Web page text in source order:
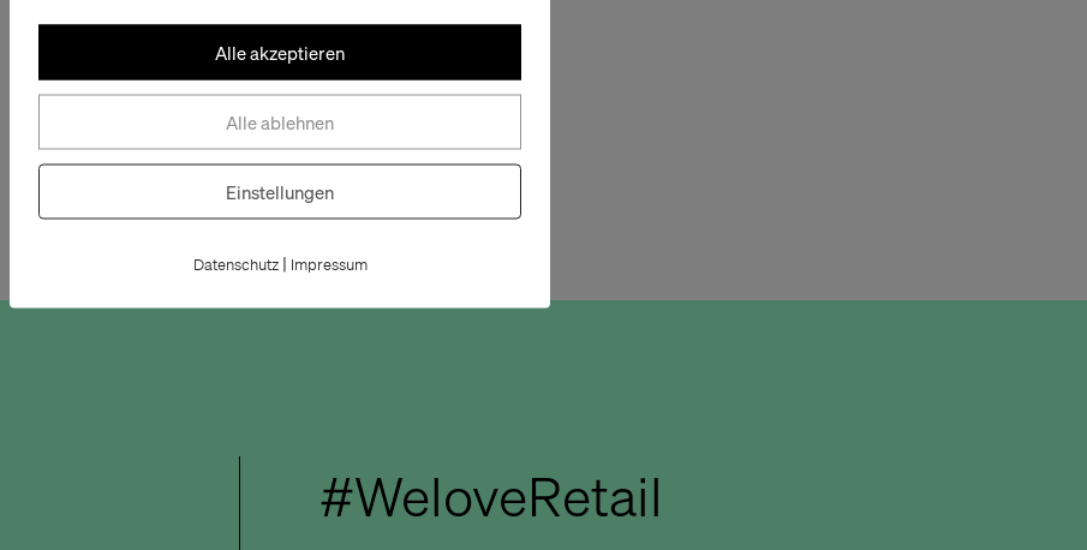
#WeloveRetail
Alle akzeptieren
Alle ablehnen
Einstellungen
Datenschutz| Impressum